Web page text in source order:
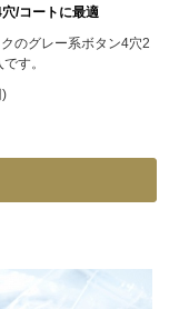
/コートに最適
のグレー系ボタン4穴2
す。
)